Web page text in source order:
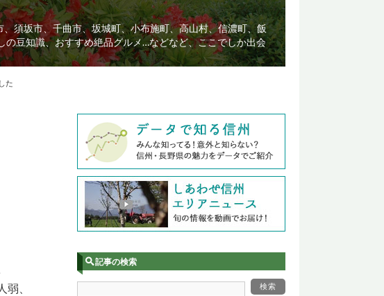
須坂市、千曲市、坂城町、小布施町、高山村、信濃町、飯
豆知識、おすすめ絶品グルメ…などなど、ここでしか出会
た
、
記事の検索